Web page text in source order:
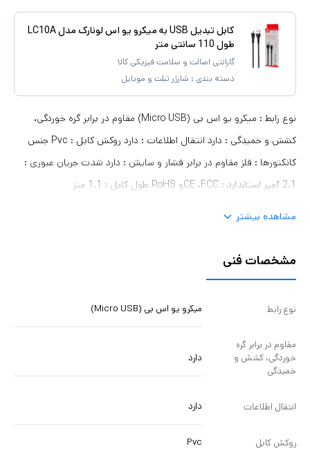
کابل تبدیل USB به میکرو یو اس لونارک مدل LC10A
طول 110 سانتی متر
گارانتی اصالت و سلامت فیزیکی کالا
دسته بندی : شارژر تبلت و موبایل
نوع رابط : میکرو یو اس بی (Micro USB) مقاوم در برابر گره خوردگی،
کشش و خمیدگی : دارد انتقال اطلاعات : دارد روکش کابل : Pvc جنس
کانکتورها : فلز مقاوم در برابر فشار و سایش : دارد شدت جریان عبوری :
2.1 آمپر استاندارد : CE ،FCCو RoHS طول کابل : 1.1 متر
مشاهده بیشتر
مشخصات فنی
نوع رابط میکرو یو اس بی (Micro USB)
مقاوم در برابر گره
خوردگی، کشش و
خمیدگی
دارد
انتقال اطلاعات دارد
روکش کابل Pvc